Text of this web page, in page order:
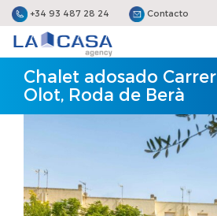
+34 93 487 28 24 Contacto
Chalet adosado Carrer
Olot, Roda de Berà